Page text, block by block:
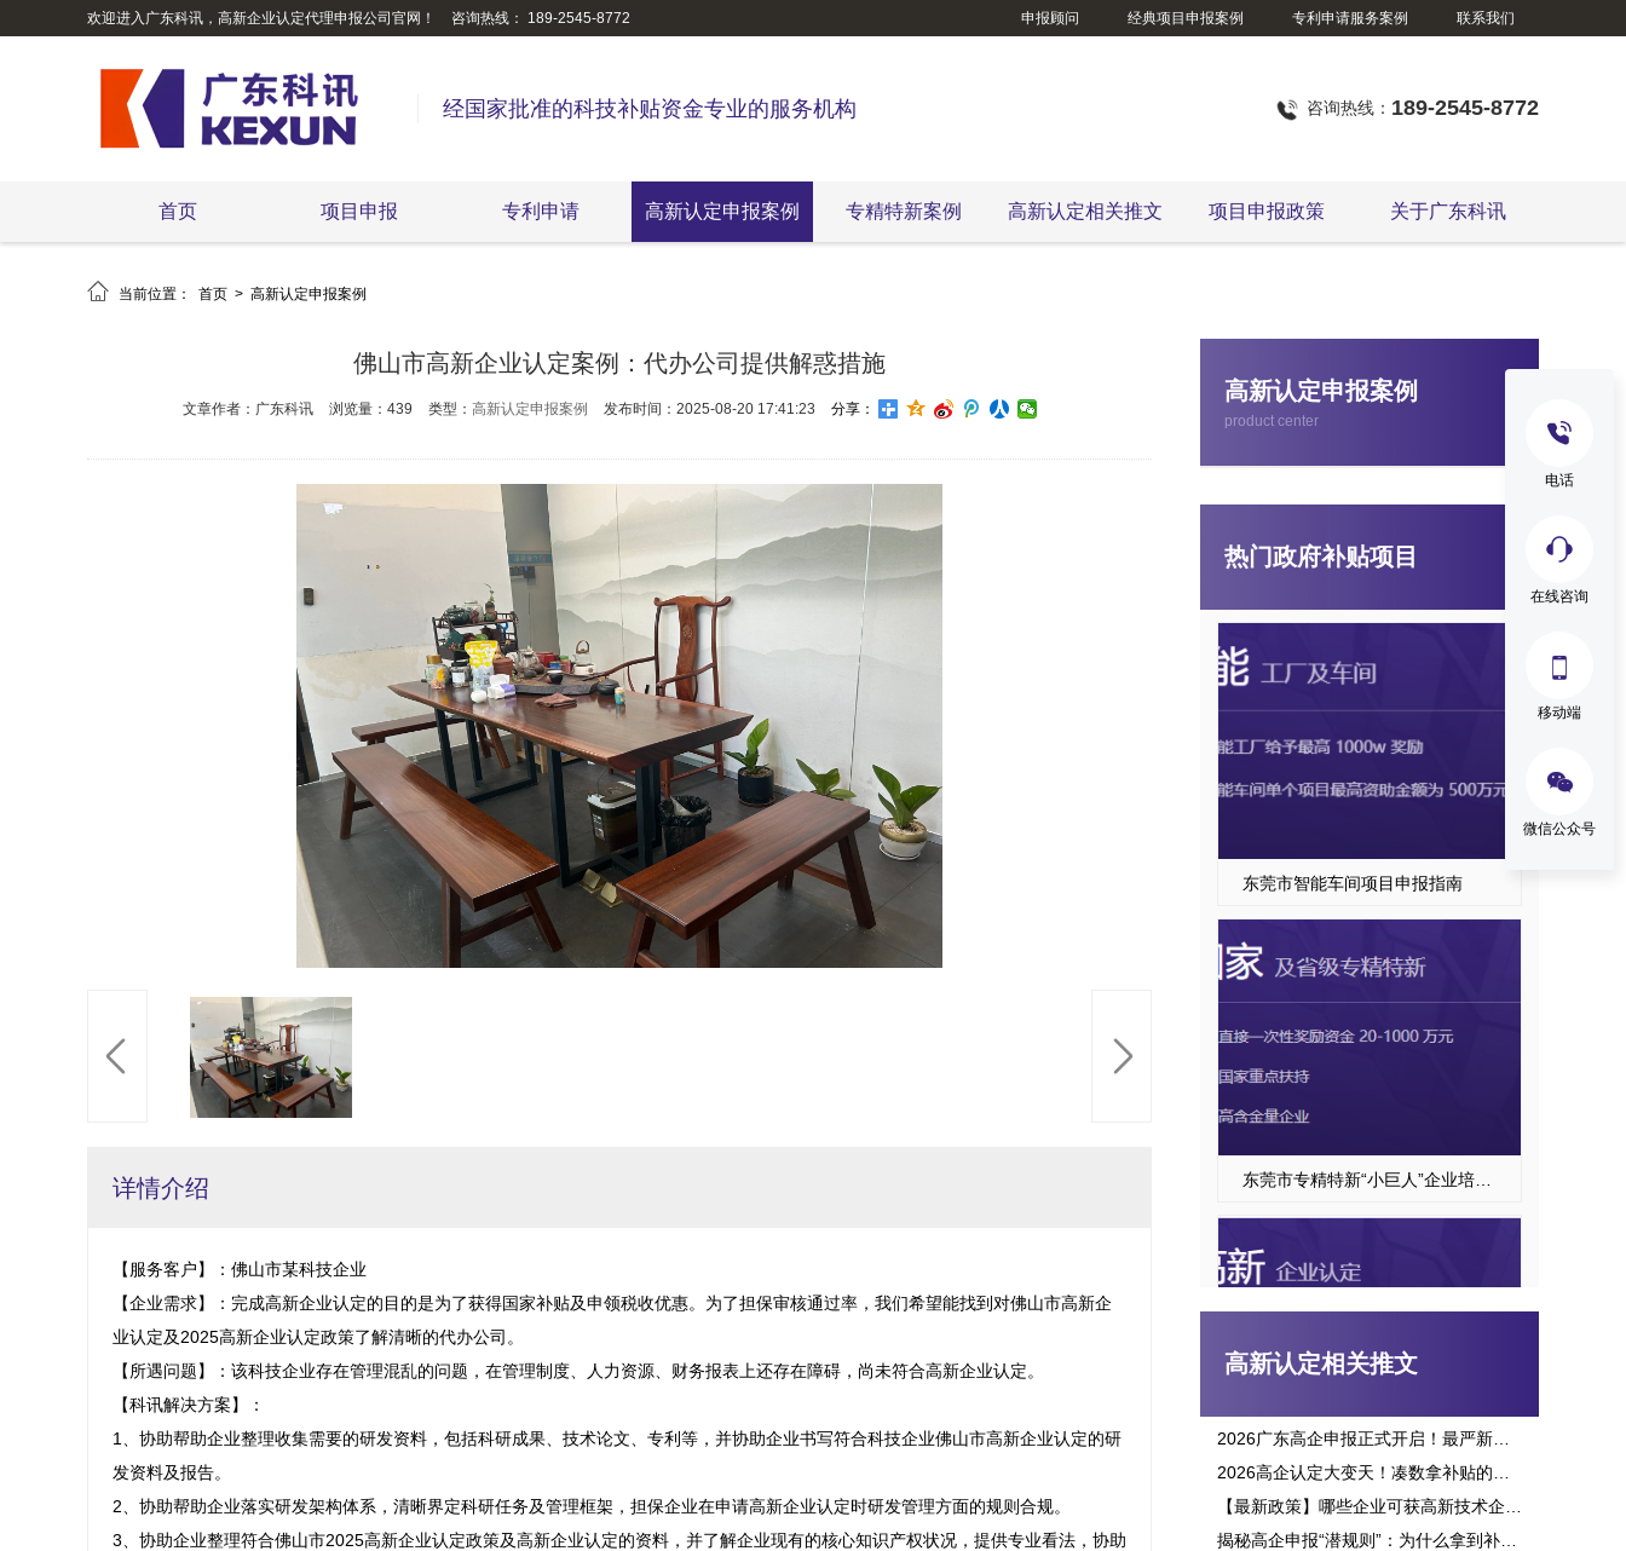
欢迎进入广东科讯，高新企业认定代理申报公司官网！ 咨询热线： 189-2545-8772 申报顾问 经典项目申报案例 专利申请服务案例 联系我们
经国家批准的科技补贴资金专业的服务机构 咨询热线： 189-2545-8772
首页 项目申报 专利申请 高新认定申报案例 专精特新案例 高新认定相关推文 项目申报政策 关于广东科讯
 当前位置： 首页 > 高新认定申报案例
高新认定申报案例
product center
热门政府补贴项目
东莞市智能车间项目申报指南
高新技术企业认定
高新认定相关推文
佛山市高新企业认定案例：代办公司提供解惑措施
文章作者：广东科讯 浏览量：439 类型： 高新认定申报案例 发布时间：2025-08-20 17:41:23 分享：
详情介绍
【服务客户】：佛山市某科技企业
【企业需求】：完成高新企业认定的目的是为了获得国家补贴及申领税收优惠。为了担保审核通过率，我们希望能找到对佛山市高新企
业认定及2025高新企业认定政策了解清晰的代办公司。
【所遇问题】：该科技企业存在管理混乱的问题，在管理制度、人力资源、财务报表上还存在障碍，尚未符合高新企业认定。
【科讯解决方案】：
1、协助帮助企业整理收集需要的研发资料，包括科研成果、技术论文、专利等，并协助企业书写符合科技企业佛山市高新企业认定的研
发资料及报告。
2、协助帮助企业落实研发架构体系，清晰界定科研任务及管理框架，担保企业在申请高新企业认定时研发管理方面的规则合规。
3、协助企业整理符合佛山市2025高新企业认定政策及高新企业认定的资料，并了解企业现有的核心知识产权状况，提供专业看法，协助
电话
在线咨询

移动端

微信公众号